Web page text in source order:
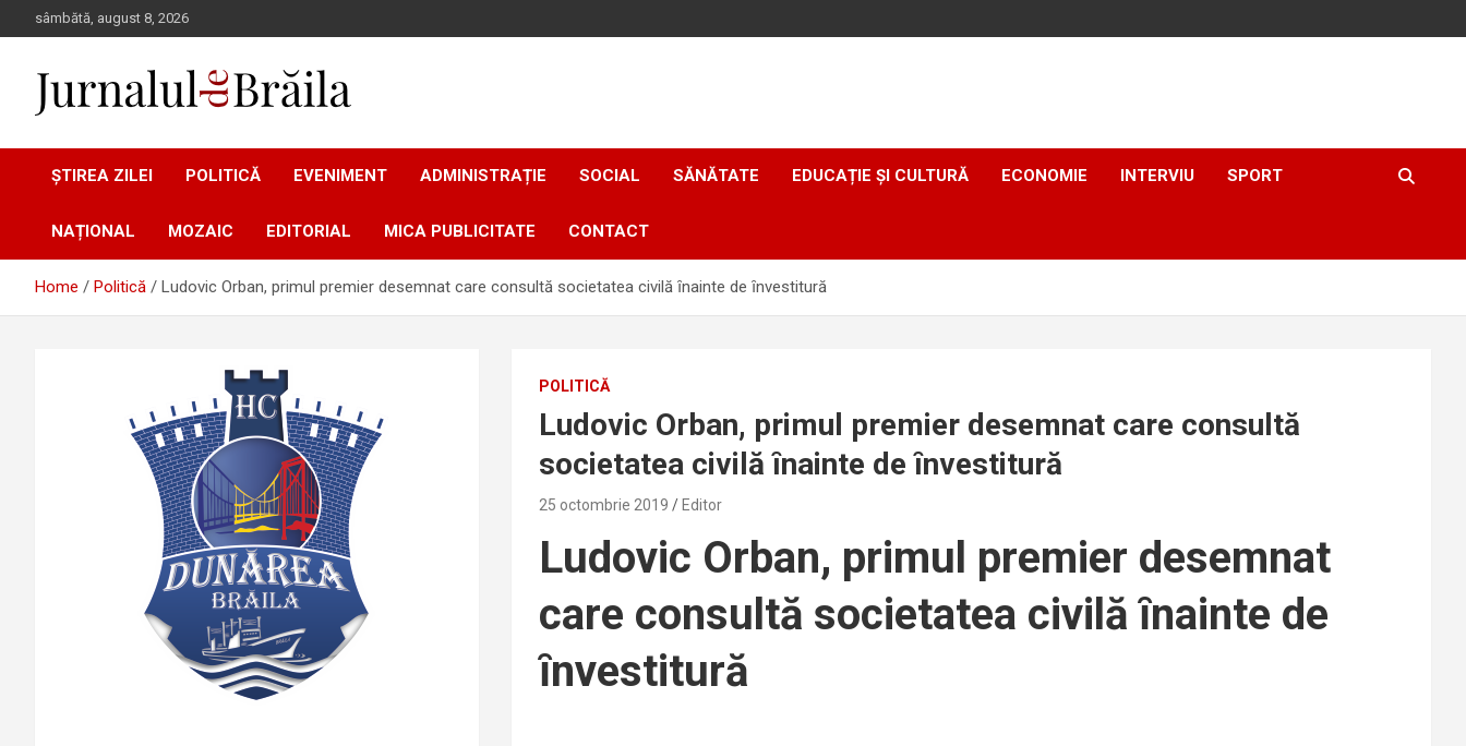
to
sâmbătă, august 8, 2026
Jurnalul de Brăila
ȘTIREA ZILEI POLITICĂ EVENIMENT ADMINISTRAȚIE SOCIAL SĂNĂTATE EDUCAȚIE ȘI CULTURĂ ECONOMIE INTERVIU SPORT
NAȚIONAL MOZAIC EDITORIAL MICA PUBLICITATE CONTACT
Home Politică Ludovic Orban, primul premier desemnat care consultă societatea civilă ȋnainte de ȋnvestitură
POLITICĂ
Ludovic Orban, primul premier desemnat care consultă
societatea civilă ȋnainte de ȋnvestitură
25 octombrie 2019 Editor
Ludovic Orban, primul premier desemnat
care consultă societatea civilă ȋnainte de
ȋnvestitură